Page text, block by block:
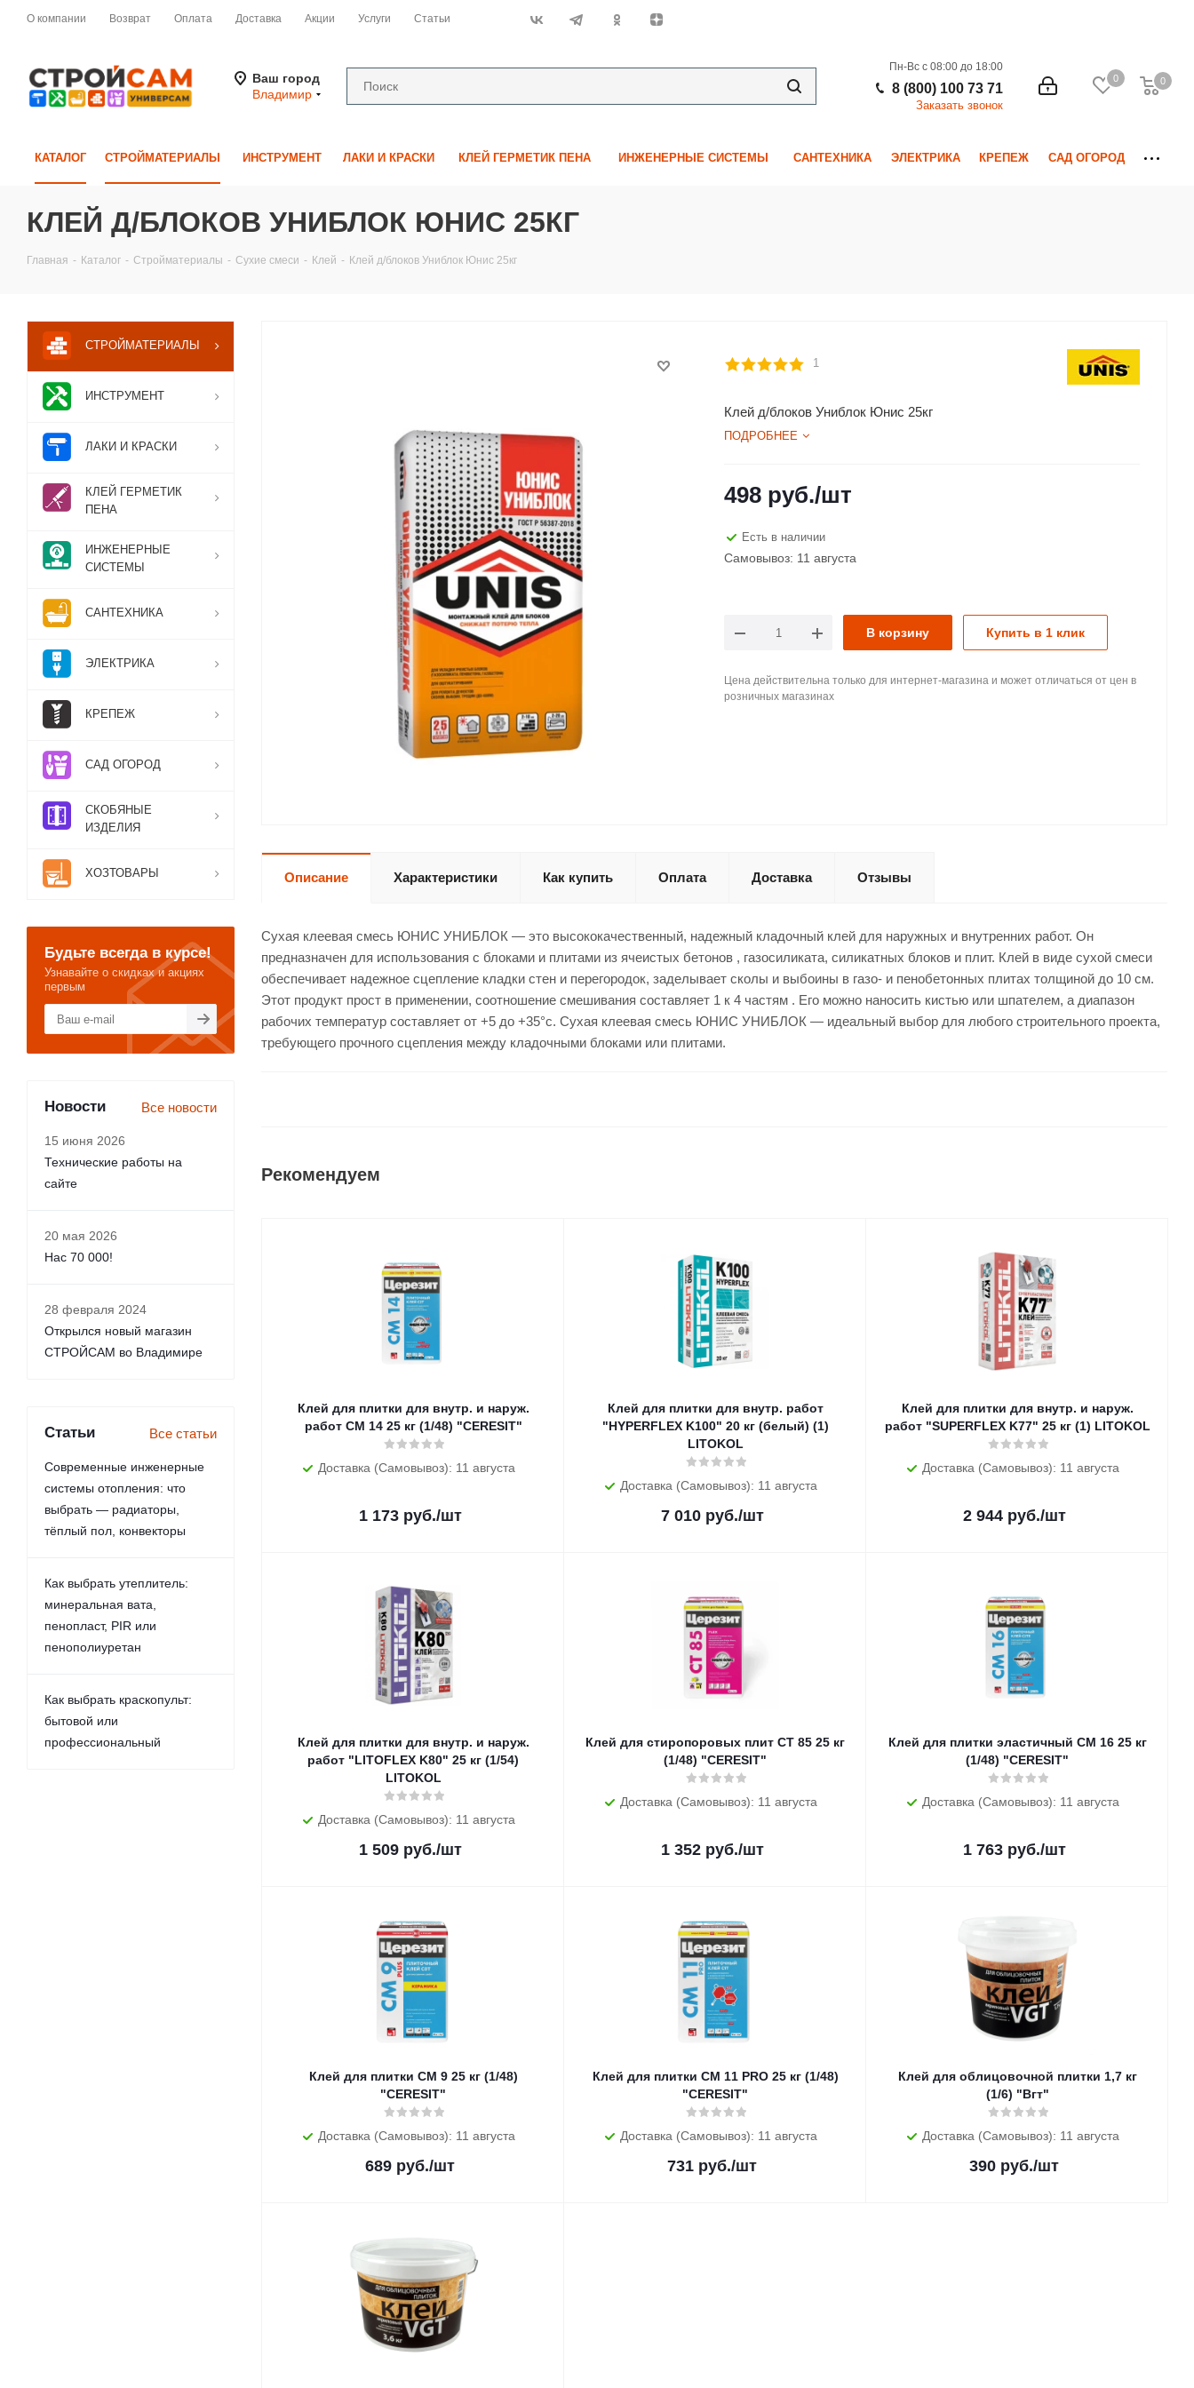
О компании Возврат Оплата Доставка Акции Услуги Статьи
Ваш город
Владимир
0 0
0
Пн-Вс с 08:00 до 18:00
8 (800) 100 73 71
Заказать звонок
КАТАЛОГ СТРОЙМАТЕРИАЛЫ ИНСТРУМЕНТ ЛАКИ И КРАСКИ КЛЕЙ ГЕРМЕТИК ПЕНА ИНЖЕНЕРНЫЕ СИСТЕМЫ САНТЕХНИКА ЭЛЕКТРИКА КРЕПЕЖ САД ОГОРОД
КЛЕЙ Д/БЛОКОВ УНИБЛОК ЮНИС 25КГ
Главная - Каталог - Стройматериалы - Сухие смеси - Клей - Клей д/блоков Униблок Юнис 25кг
1
Клей д/блоков Униблок Юнис 25кг
ПОДРОБНЕЕ
498 руб./шт
Есть в наличии
Самовывоз: 11 августа
В корзину Купить в 1 клик
Цена действительна только для интернет-магазина и может отличаться от цен в
розничных магазинах
Описание Характеристики Как купить Оплата Доставка Отзывы
Сухая клеевая смесь ЮНИС УНИБЛОК — это высококачественный, надежный кладочный клей для наружных и внутренних работ. Он
предназначен для использования с блоками и плитами из ячеистых бетонов , газосиликата, силикатных блоков и плит. Клей в виде сухой смеси
обеспечивает надежное сцепление кладки стен и перегородок, заделывает сколы и выбоины в газо- и пенобетонных плитах толщиной до 10 см.
Этот продукт прост в применении, соотношение смешивания составляет 1 к 4 частям . Его можно наносить кистью или шпателем, а диапазон
рабочих температур составляет от +5 до +35°c. Сухая клеевая смесь ЮНИС УНИБЛОК — идеальный выбор для любого строительного проекта,
требующего прочного сцепления между кладочными блоками или плитами.
Рекомендуем
Клей для плитки для внутр. и наруж.
работ CM 14 25 кг (1/48) "CERESIT"
Доставка (Самовывоз): 11 августа
1 173руб./шт
Клей для плитки для внутр. работ
"HYPERFLEX K100" 20 кг (белый) (1)
LITOKOL
Доставка (Самовывоз): 11 августа
7 010руб./шт
Клей для плитки для внутр. и наруж.
работ "SUPERFLEX K77" 25 кг (1) LITOKOL
Доставка (Самовывоз): 11 августа
2 944руб./шт
Клей для плитки для внутр. и наруж.
работ "LITOFLEX K80" 25 кг (1/54)
LITOKOL
Доставка (Самовывоз): 11 августа
1 509руб./шт
Клей для стиропоровых плит CT 85 25 кг
(1/48) "CERESIT"
Доставка (Самовывоз): 11 августа
1 352руб./шт
Клей для плитки эластичный CM 16 25 кг
(1/48) "CERESIT"
Доставка (Самовывоз): 11 августа
1 763руб./шт
Клей для плитки CM 9 25 кг (1/48)
"CERESIT"
Доставка (Самовывоз): 11 августа
689 руб./шт
Клей для плитки CM 11 PRO 25 кг (1/48)
"CERESIT"
Доставка (Самовывоз): 11 августа
731 руб./шт
Клей для облицовочной плитки 1,7 кг
(1/6) "Вгт"
Доставка (Самовывоз): 11 августа
390 руб./шт
СТРОЙМАТЕРИАЛЫ
ИНСТРУМЕНТ
ЛАКИ И КРАСКИ
КЛЕЙ ГЕРМЕТИК
ПЕНА
ИНЖЕНЕРНЫЕ
СИСТЕМЫ
САНТЕХНИКА
ЭЛЕКТРИКА
КРЕПЕЖ
САД ОГОРОД
СКОБЯНЫЕ
ИЗДЕЛИЯ
ХОЗТОВАРЫ
Будьте всегда в курсе!
Узнавайте о скидках и акциях
первым
Новости Все новости
15 июня 2026
Технические работы на
сайте
20 мая 2026
Нас 70 000!
28 февраля 2024
Открылся новый магазин
СТРОЙСАМ во Владимире
Статьи Все статьи
Современные инженерные
системы отопления: что
выбрать — радиаторы,
тёплый пол, конвекторы
Как выбрать утеплитель:
минеральная вата,
пенопласт, PIR или
пенополиуретан
Как выбрать краскопульт:
бытовой или
профессиональный